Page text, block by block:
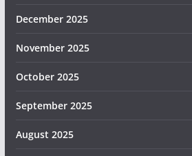
December 2025
November 2025
October 2025
September 2025
August 2025